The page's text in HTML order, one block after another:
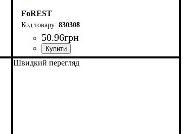
FoREST
830308
50.96грн
Швидкий перегляд